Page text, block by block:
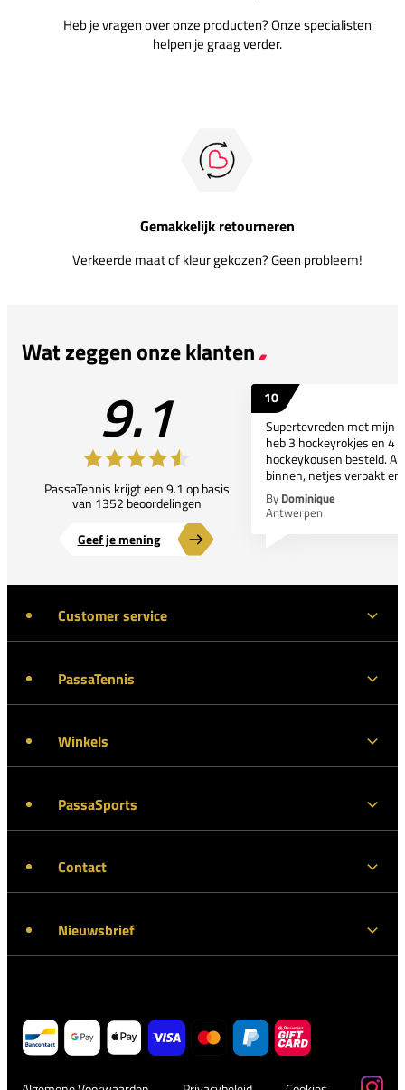
Heb je vragen over onze producten? Onze specialisten
helpen je graag verder.
Gemakkelijk retourneren
Verkeerde maat of kleur gekozen? Geen probleem!
Wat zeggen onze klanten
9.1
PassaTennis krijgt een 9.1 op basis
van 1352 beoordelingen
Geef je mening
10
Supertevreden met mijn
heb 3 hockeyrokjes en 4
hockeykousen besteld.
binnen, netjes verpakt
By Dominique
Antwerpen
Customer service
PassaTennis
Winkels
PassaSports
Contact
Nieuwsbrief